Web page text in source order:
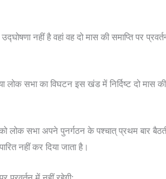
नहीं है वहां वह दो मास की समाप्ति पर
लोक सभा का विघटन इस खंड में निर्दिष्ट दो मास
लोक सभा अपने पुनर्गठन के पश्चात् प्रथम बार
नहीं कर दिया जाता है।